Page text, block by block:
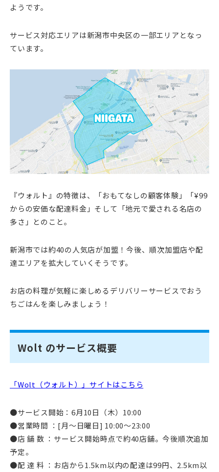
ようです。
サービス対応エリアは新潟市中央区の一部エリアとなっ
ています。
『ウォルト』の特徴は、「おもてなしの顧客体験」「¥99
からの安価な配達料金」そして「地元で愛される名店の
多さ」とのこと。
新潟市では約40の人気店が加盟！今後、順次加盟店や配
達エリアを拡大していくそうです。
お店の料理が気軽に楽しめるデリバリーサービスでおう
ちごはんを楽しみましょう！
Wolt のサービス概要
「Wolt（ウォルト）」サイトはこちら
●サービス開始：6月10日（木）10:00
●営業時間 ：[月〜日曜日] 10:00〜23:00
●店 舗 数 ：サービス開始時点で約40店舗。今後順次追加
予定。
●配 達 料 ：お店から1.5km以内の配達は99円、2.5km以